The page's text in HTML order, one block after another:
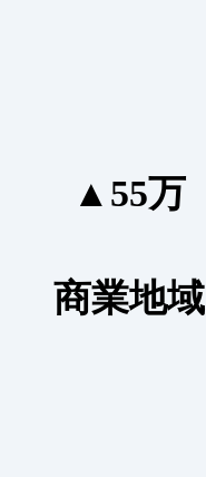
▲55万
商業地域